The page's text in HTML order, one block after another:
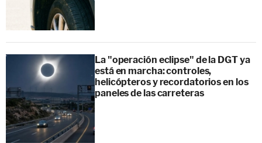
La "operación eclipse" de la DGT ya
está en marcha: controles,
helicópteros y recordatorios en los
paneles de las carreteras